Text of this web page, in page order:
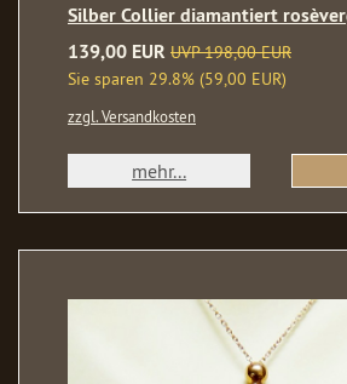
Silber Collier diamantiert
139,00 EUR UVP 198,00 EUR
Sie sparen 29.8% (59,00 EUR)
zzgl. Versandkosten
mehr...